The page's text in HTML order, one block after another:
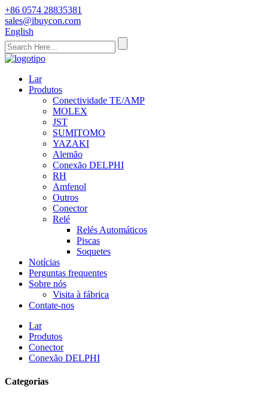
+86 0574 28835381
sales@ibuycon.com
English
Lar
Produtos
Conectividade TE/AMP
MOLEX
JST
SUMITOMO
YAZAKI
Alemão
Conexão DELPHI
RH
Amfenol
Outros
Conector
Relé
Relés Automáticos
Piscas
Soquetes
Notícias
Perguntas frequentes
Sobre nós
Visita à fábrica
Contate-nos
Lar
Produtos
Conector
Conexão DELPHI
Categorias